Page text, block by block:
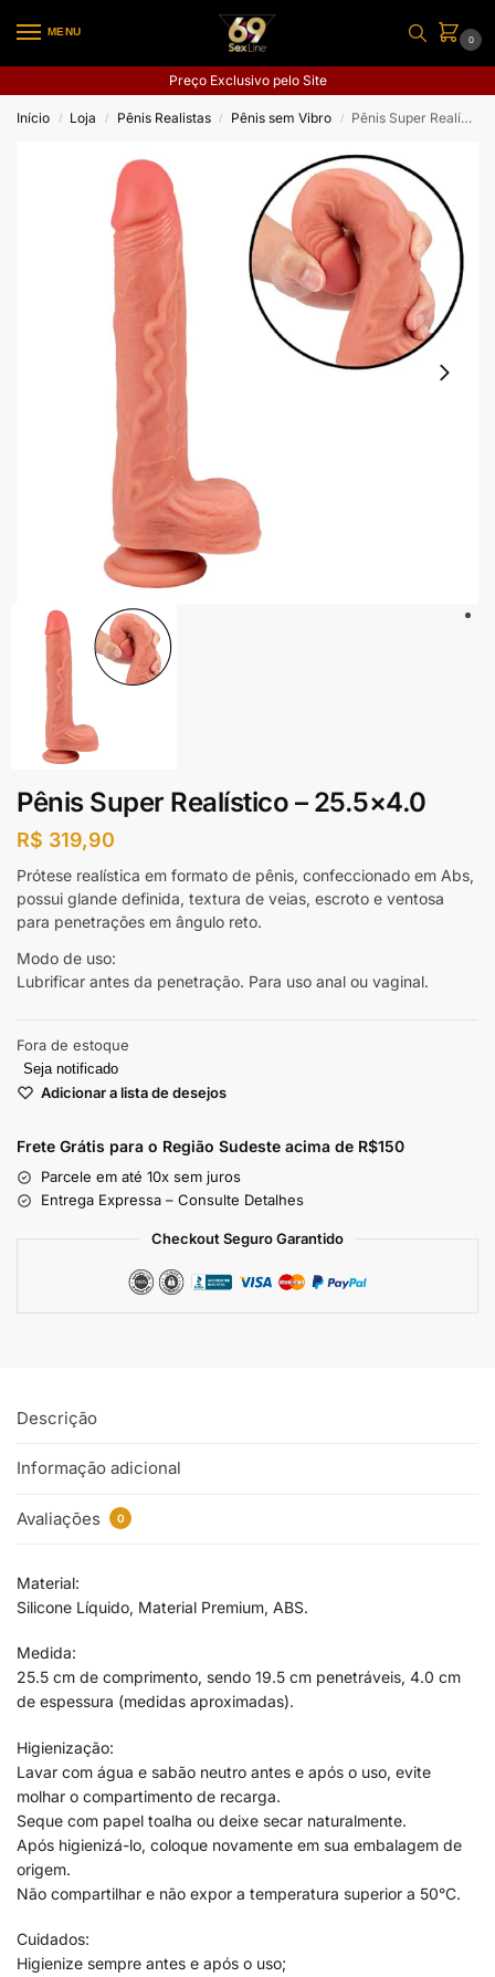
MENU
0
Preço Exclusivo pelo Site
Início / Loja / Pênis Realistas / Pênis sem Vibro / Pênis Super Realístico – 25.5×4.0
Pênis Super Realístico – 25.5×4.0
R$ 319,90
Prótese realística em formato de pênis, confeccionado em Abs,
possui glande definida, textura de veias, escroto e ventosa
para penetrações em ângulo reto.
Modo de uso:
Lubrificar antes da penetração. Para uso anal ou vaginal.
Fora de estoque
Seja notificado
Adicionar a lista de desejos
Frete Grátis para o Região Sudeste acima de R$150
Parcele em até 10x sem juros
Entrega Expressa – Consulte Detalhes
Checkout Seguro Garantido
Descrição
Informação adicional
Avaliações 0
Material:
Silicone Líquido, Material Premium, ABS.
Medida:
25.5 cm de comprimento, sendo 19.5 cm penetráveis, 4.0 cm
de espessura (medidas aproximadas).
Higienização:
Lavar com água e sabão neutro antes e após o uso, evite
molhar o compartimento de recarga.
Seque com papel toalha ou deixe secar naturalmente.
Após higienizá-lo, coloque novamente em sua embalagem de
origem.
Não compartilhar e não expor a temperatura superior a 50°C.
Cuidados:
Higienize sempre antes e após o uso;